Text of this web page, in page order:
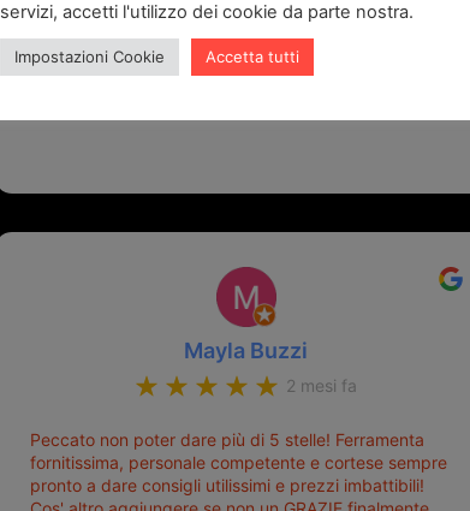
Paola Brenci
2 settimane fa
Mayla Buzzi
2 mesi fa
Peccato non poter dare più di 5 stelle! Ferramenta
fornitissima, personale competente e cortese sempre
pronto a dare consigli utilissimi e prezzi imbattibili!
servizi, accetti l'utilizzo dei cookie da parte nostra.
Impostazioni Cookie Accetta tutti